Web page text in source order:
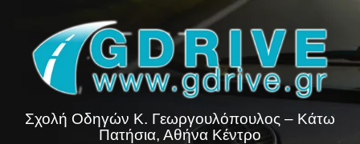
content
Σχολή Οδηγών Κ. Γεωργουλόπουλος – Κάτω
Πατήσια, Αθήνα Κέντρο